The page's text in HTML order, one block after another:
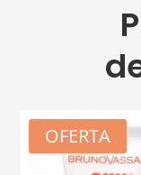
OFERTA